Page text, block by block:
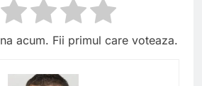
acum. Fii primul care voteaza.